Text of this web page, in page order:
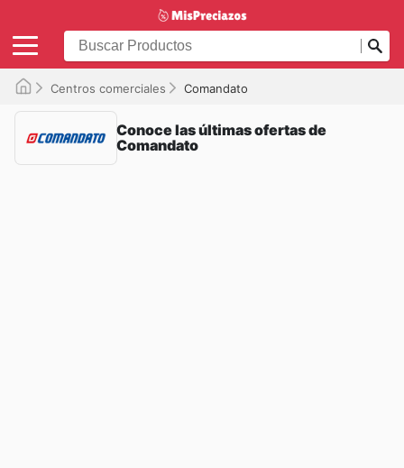
Centros comerciales Comandato
Conoce las últimas ofertas de
Comandato